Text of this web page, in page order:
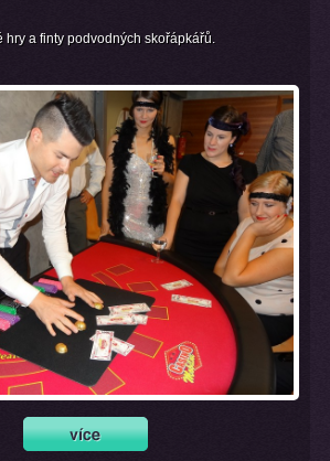
hry a finty podvodných skořápkářů.